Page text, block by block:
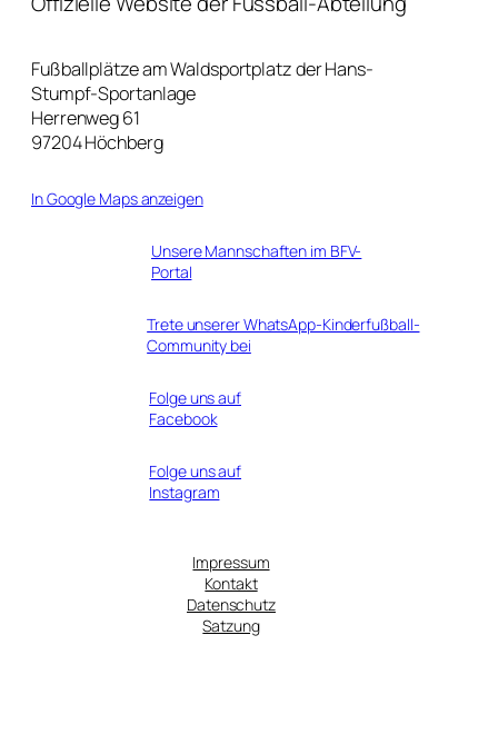
Fußballplätze am Waldsportplatz der Hans-
Stumpf-Sportanlage
Herrenweg 61
97204 Höchberg
In Google Maps anzeigen
Unsere Mannschaften im BFV-
Portal
Trete unserer WhatsApp-Kinderfußball-
Community bei
Folge uns auf
Facebook
Folge uns auf
Instagram
Impressum
Kontakt
Datenschutz
Satzung